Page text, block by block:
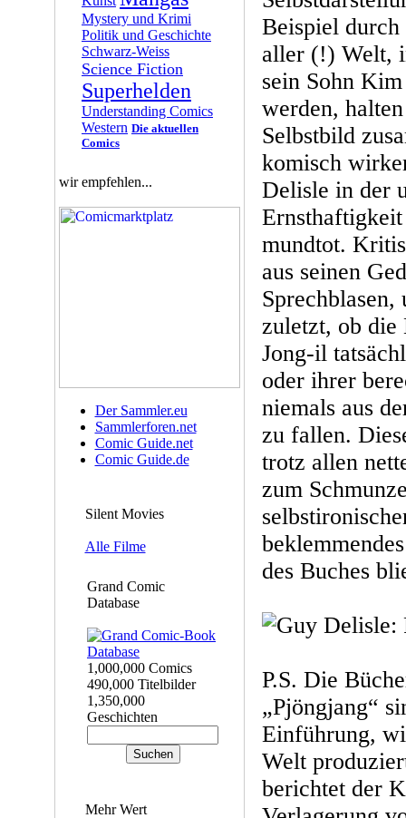
Mystery und Krimi
Politik und Geschichte
Schwarz-Weiss
Science Fiction
Superhelden
Understanding Comics
Western Die aktuellen
Comics
wir empfehlen...
Der Sammler.eu
Sammlerforen.net
Comic Guide.net
Comic Guide.de
Silent Movies
Alle Filme
Grand Comic
Database
1,000,000 Comics
490,000 Titelbilder
1,350,000
Geschichten
Mehr Wert
Beispiel durch
aller (!) Welt,
sein Sohn
werden,
Selbstbild
komisch
Delisle in der
mundtot.
aus seinen
zuletzt, ob
Jong-il
oder ihrer
niemals aus
zu fallen.
trotz allen
zum
des Buches
P.S. Die
„Pjöngjang“
Einführung,
Welt
berichtet der